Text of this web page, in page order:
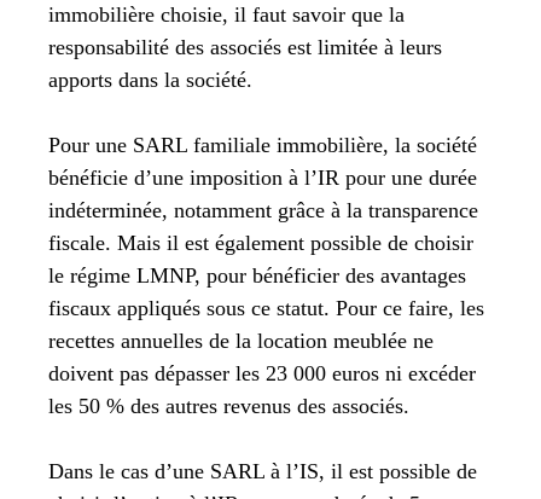
immobilière choisie, il faut savoir que la
responsabilité des associés est limitée à leurs
apports dans la société.
Pour une SARL familiale immobilière, la société
bénéficie d’une imposition à l’IR pour une durée
indéterminée, notamment grâce à la transparence
fiscale. Mais il est également possible de choisir
le régime LMNP, pour bénéficier des avantages
fiscaux appliqués sous ce statut. Pour ce faire, les
recettes annuelles de la location meublée ne
doivent pas dépasser les 23 000 euros ni excéder
les 50 % des autres revenus des associés.
Dans le cas d’une SARL à l’IS, il est possible de